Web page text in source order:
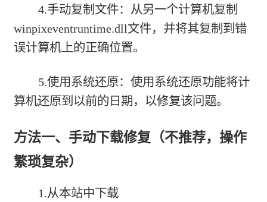
4.手动复制文件：从另一个计算机复制
winpixeventruntime.dll文件，并将其复制到错
误计算机上的正确位置。
5.使用系统还原：使用系统还原功能将计
算机还原到以前的日期，以修复该问题。
方法一、手动下载修复（不推荐，操作
繁琐复杂）
1.从本站中下载